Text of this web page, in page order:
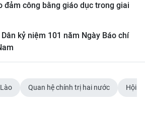
đảm công bằng giáo dục trong giai
Dân kỷ niệm 101 năm Ngày Báo chí
Quan hệ chính trị hai nước Hội